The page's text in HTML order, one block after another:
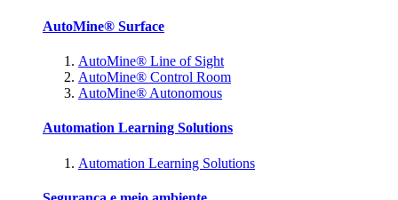
AutoMine® Surface
AutoMine® Line of Sight
AutoMine® Control Room
AutoMine® Autonomous
Automation Learning Solutions
Automation Learning Solutions